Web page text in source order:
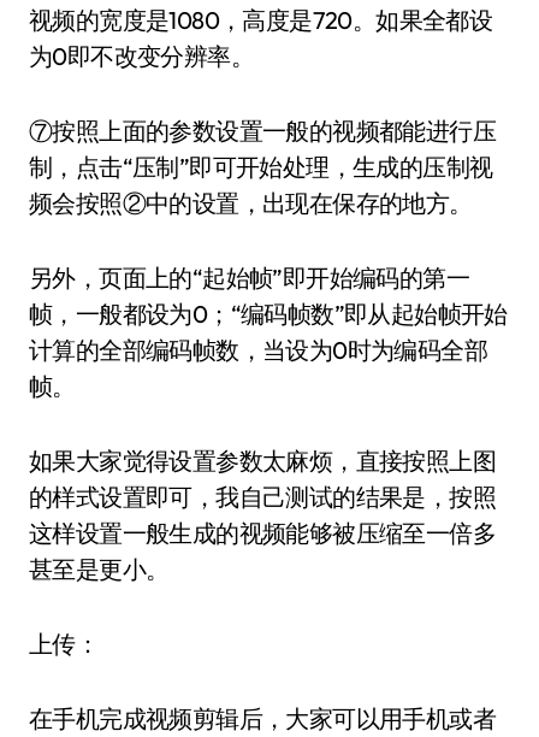
视频的宽度是1080，高度是720。如果全都设
为0即不改变分辨率。
⑦按照上面的参数设置一般的视频都能进行压
制，点击“压制”即可开始处理，生成的压制视
频会按照②中的设置，出现在保存的地方。
另外，页面上的“起始帧”即开始编码的第一
帧，一般都设为0；“编码帧数”即从起始帧开始
计算的全部编码帧数，当设为0时为编码全部
帧。
如果大家觉得设置参数太麻烦，直接按照上图
的样式设置即可，我自己测试的结果是，按照
这样设置一般生成的视频能够被压缩至一倍多
甚至是更小。
上传：
在手机完成视频剪辑后，大家可以用手机或者